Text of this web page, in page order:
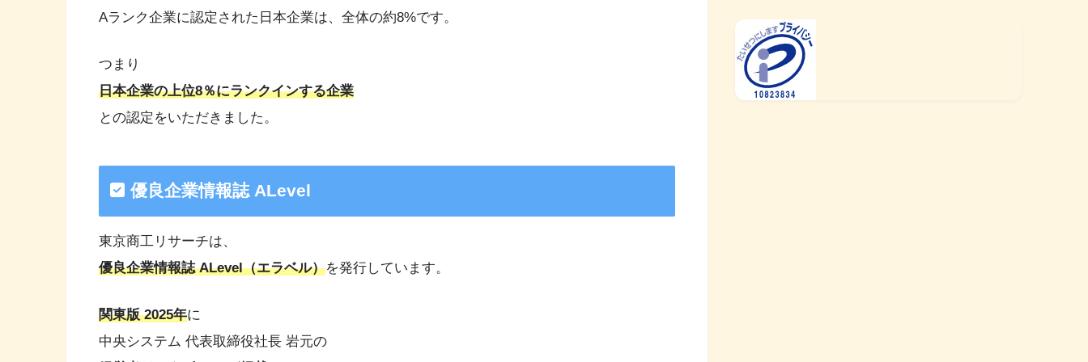
Aランク企業に認定された日本企業は、全体の約8%です。
つまり
日本企業の上位8％にランクインする企業
との認定をいただきました。
優良企業情報誌 ALevel
東京商工リサーチは、
優良企業情報誌 ALevel（エラベル）を発行しています。
関東版 2025年に
中央システム 代表取締役社長 岩元の